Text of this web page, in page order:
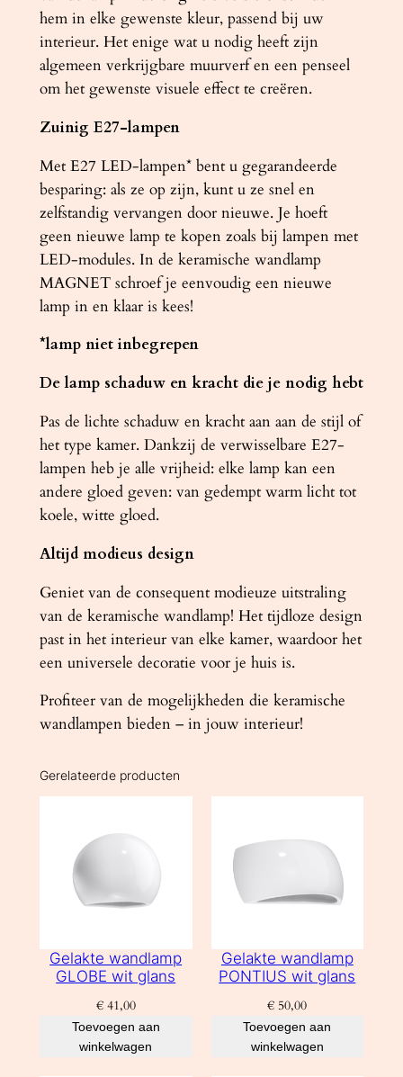
hem in elke gewenste kleur, passend bij uw
interieur. Het enige wat u nodig heeft zijn
algemeen verkrijgbare muurverf en een penseel
om het gewenste visuele effect te creëren.
Zuinig E27-lampen
Met E27 LED-lampen* bent u gegarandeerde
besparing: als ze op zijn, kunt u ze snel en
zelfstandig vervangen door nieuwe. Je hoeft
geen nieuwe lamp te kopen zoals bij lampen met
LED-modules. In de keramische wandlamp
MAGNET schroef je eenvoudig een nieuwe
lamp in en klaar is kees!
*lamp niet inbegrepen
De lamp schaduw en kracht die je nodig hebt
Pas de lichte schaduw en kracht aan aan de stijl of
het type kamer. Dankzij de verwisselbare E27-
lampen heb je alle vrijheid: elke lamp kan een
andere gloed geven: van gedempt warm licht tot
koele, witte gloed.
Altijd modieus design
Geniet van de consequent modieuze uitstraling
van de keramische wandlamp! Het tijdloze design
past in het interieur van elke kamer, waardoor het
een universele decoratie voor je huis is.
Profiteer van de mogelijkheden die keramische
wandlampen bieden – in jouw interieur!
Gerelateerde producten
Gelakte wandlamp
GLOBE wit glans
€41,00
Toevoegen aan
winkelwagen
Gelakte wandlamp
PONTIUS wit glans
€ 50,00
Toevoegen aan
winkelwagen